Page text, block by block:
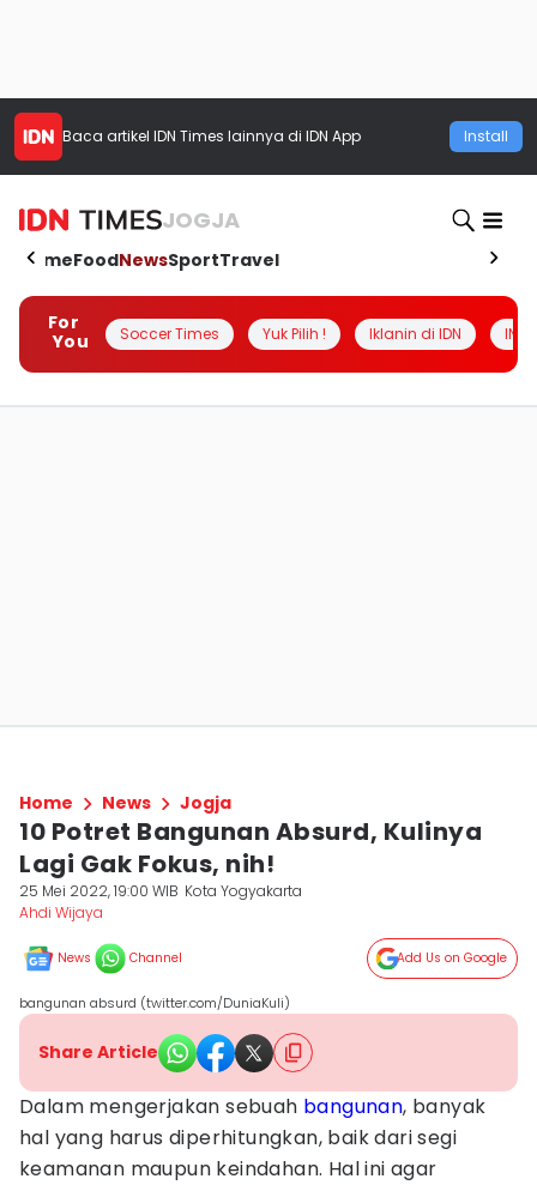
Baca artikel IDN Times lainnya di IDN App Install
JOGJA
HomeFoodNewsSportTravel
For
You
Soccer Times Yuk Pilih ! Iklanin di IDN
Home News Jogja
10 Potret Bangunan Absurd, Kulinya
Lagi Gak Fokus, nih!
25 Mei 2022, 19:00 WIB Kota Yogyakarta
Ahdi Wijaya
News Channel Add Us on Google
bangunan absurd (twitter.com/DuniaKuli)
Share Article
Dalam mengerjakan sebuah bangunan, banyak
hal yang harus diperhitungkan, baik dari segi
keamanan maupun keindahan. Hal ini agar